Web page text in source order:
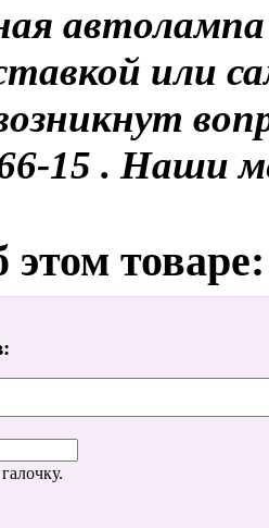
или
15 . Наши
товаре: